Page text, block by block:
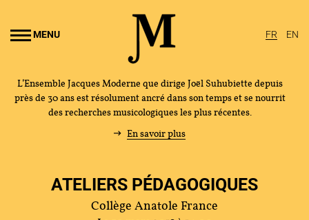
MENU FR EN
L’Ensemble Jacques Moderne que dirige Joël Suhubiette depuis
près de 30 ans est résolument ancré dans son temps et se nourrit
des recherches musicologiques les plus récentes.
En savoir plus
ATELIERS PÉDAGOGIQUES
Collège Anatole France